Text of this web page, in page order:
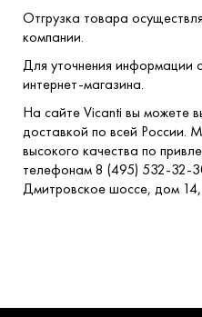
Отгрузка товара
компании.
Для уточнения информации
интернет-магазина.
На сайте Vicanti вы можете
доставкой по всей России.
высокого качества по
телефонам 8 (495) 532-32-
Дмитровское шоссе, дом